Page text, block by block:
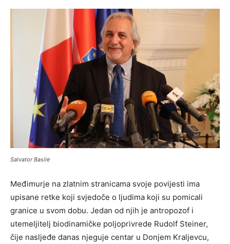
Salvator Basile
Međimurje na zlatnim stranicama svoje povijesti ima
upisane retke koji svjedoče o ljudima koji su pomicali
granice u svom dobu. Jedan od njih je antropozof i
utemeljitelj biodinamičke poljoprivrede Rudolf Steiner,
čije nasljeđe danas njeguje centar u Donjem Kraljevcu,